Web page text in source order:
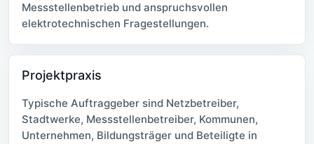
Messstellenbetrieb und anspruchsvollen
elektrotechnischen Fragestellungen.
Projektpraxis
Typische Auftraggeber sind Netzbetreiber,
Stadtwerke, Messstellenbetreiber, Kommunen,
Unternehmen, Bildungsträger und Beteiligte in